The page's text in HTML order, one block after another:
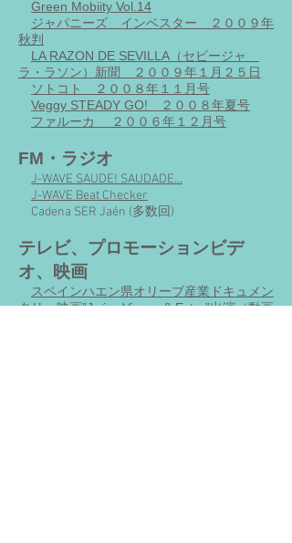
Green Mobiity Vol.14
ジャパニーズ インベスター ２００９年
秋判
LA RAZON DE SEVILLA（セビージャ
ラ・ラソン）新聞 ２００９年１月２５日
ソトコト ２００８年１１月号
Veggy STEADY GO! ２００８年夏号
ファルーカ ２００６年１２月号
FM・ラジオ
J-WAVE SAUDE! SAUDADE...
J-WAVE Beat Checker
Cadena SER Jaén (多数回)
テレビ、プロモーションビデ
オ、映画
スペインハエン県オリーブ産業ドキュメン
タリー映画”Jaén, Virgen & Extra”出演（動画